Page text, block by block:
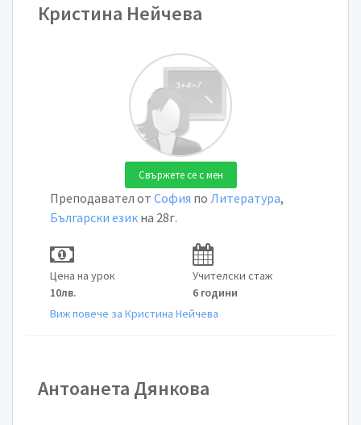
Кристина Нейчева
Свържете се с мен
Преподавател от София по Литература,
Български език на 28г.
Цена на урок
10лв.
Учителски стаж
6 години
Виж повече за Кристина Нейчева
Антоанета Дянкова